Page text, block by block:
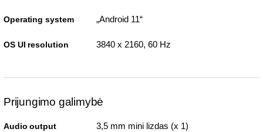
Operating system „Android 11“
OS UI resolution 3840 x 2160, 60 Hz
Prijungimo galimybė
Audio output 3,5 mm mini lizdas (x 1)